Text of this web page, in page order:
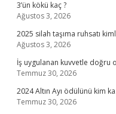
3’ün kökü kaç ?
Ağustos 3, 2026
2025 silah taşıma ruhsatı
Ağustos 3, 2026
İş uygulanan kuvvetle doğru
Temmuz 30, 2026
2024 Altın Ayı ödülünü kim
Temmuz 30, 2026